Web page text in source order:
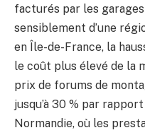
facturés par les
sensiblement d’une
en Île-de-France, la
le coût plus élevé de la
prix de forums de
jusqu’à 30 % par
Normandie, où les